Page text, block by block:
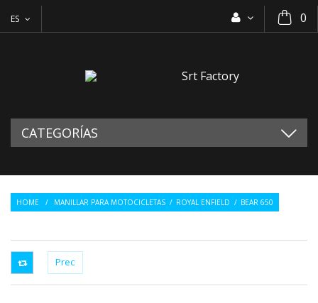
0
ES
CATEGORÍAS
HOME / MANILLAR PARA MOTOCICLETAS / ROYAL ENFIELD / BEAR 650